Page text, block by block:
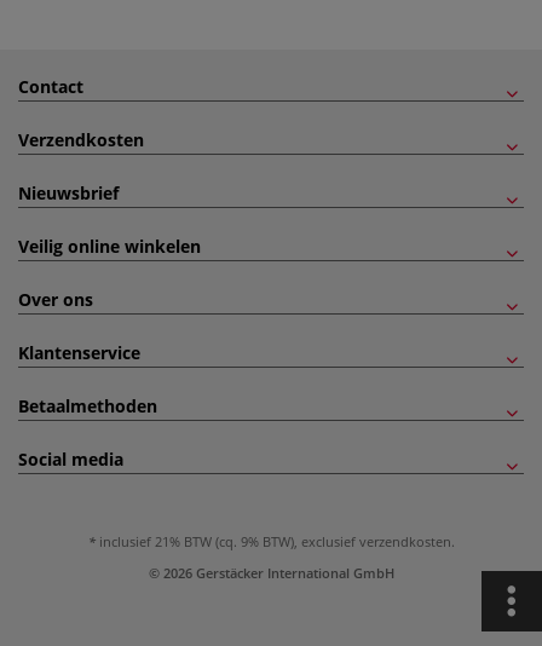
Contact
Verzendkosten
Nieuwsbrief
Veilig online winkelen
Over ons
Klantenservice
Betaalmethoden
Social media
inclusief 21% BTW (cq. 9% BTW), exclusief verzendkosten.
© 2026 Gerstäcker International GmbH